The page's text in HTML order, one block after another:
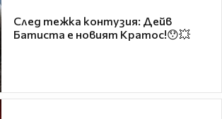
След тежка контузия: Дейв
Батиста е новият Кратос!😯💥